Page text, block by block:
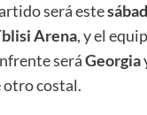
será este
Arena, y el
seráGeorgia
otro costal.